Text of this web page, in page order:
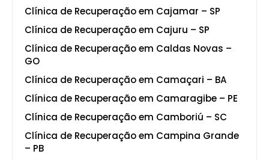
Clínica de Recuperação em Cajamar – SP
Clínica de Recuperação em Cajuru – SP
Clínica de Recuperação em Caldas Novas –
GO
Clínica de Recuperação em Camaçari – BA
Clínica de Recuperação em Camaragibe – PE
Clínica de Recuperação em Camboriú – SC
Clínica de Recuperação em Campina Grande
– PB